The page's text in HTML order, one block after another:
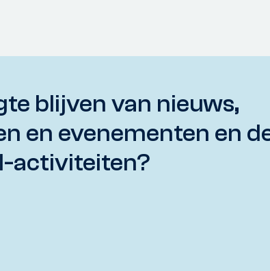
blijven van nieuws,
en evenementen en
activiteiten?